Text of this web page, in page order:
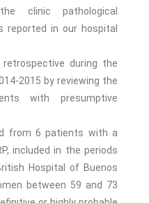
clinic pathological
in our hospital
retrospective during the
2015 by reviewing the
with presumptive
from 6 patients with a
included in the periods
Hospital of Buenos
between 59 and 73